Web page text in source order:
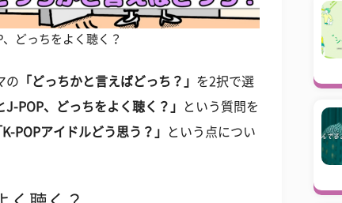
、どっちをよく聴く？
の 「どっちかと言えばどっち？」 を2択で選
J-POP、どっちをよく聴く？」
という質問を
K-POPアイドルどう思う？」
という点につい